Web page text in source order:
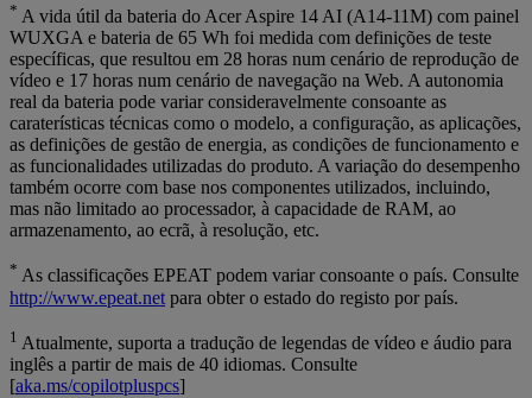
* A vida útil da bateria do Acer Aspire 14 AI (A14-11M) com painel
WUXGA e bateria de 65 Wh foi medida com definições de teste
específicas, que resultou em 28 horas num cenário de reprodução de
vídeo e 17 horas num cenário de navegação na Web. A autonomia
real da bateria pode variar consideravelmente consoante as
caraterísticas técnicas como o modelo, a configuração, as aplicações,
as definições de gestão de energia, as condições de funcionamento e
as funcionalidades utilizadas do produto. A variação do desempenho
também ocorre com base nos componentes utilizados, incluindo,
mas não limitado ao processador, à capacidade de RAM, ao
armazenamento, ao ecrã, à resolução, etc.
* As classificações EPEAT podem variar consoante o país. Consulte
http://www.epeat.net para obter o estado do registo por país.
1 Atualmente, suporta a tradução de legendas de vídeo e áudio para
inglês a partir de mais de 40 idiomas. Consulte
[aka.ms/copilotpluspcs]